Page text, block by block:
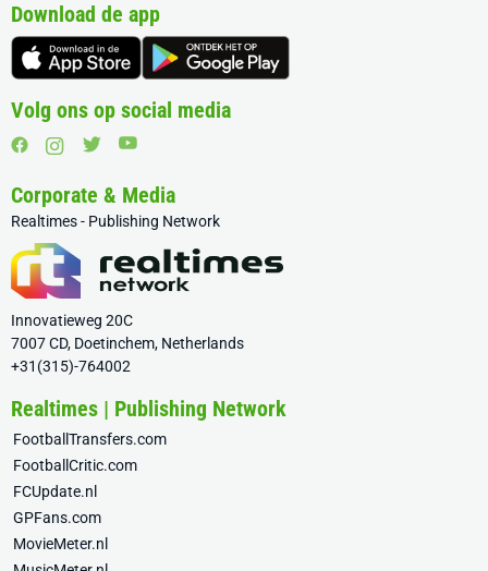
Download de app
Volg ons op social media
Corporate & Media
Realtimes - Publishing Network
Innovatieweg 20C
7007 CD, Doetinchem, Netherlands
+31(315)-764002
Realtimes | Publishing Network
FootballTransfers.com
FootballCritic.com
FCUpdate.nl
GPFans.com
MovieMeter.nl